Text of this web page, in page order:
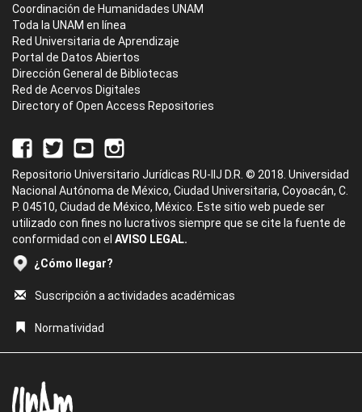
Coordinación de Humanidades UNAM
Toda la UNAM en línea
Red Universitaria de Aprendizaje
Portal de Datos Abiertos
Dirección General de Bibliotecas
Red de Acervos Digitales
Directory of Open Access Repositories
Repositorio Universitario Jurídicas RU-IIJ D.R. © 2018. Universidad
Nacional Autónoma de México, Ciudad Universitaria, Coyoacán, C.
P. 04510, Ciudad de México, México. Este sitio web puede ser
utilizado con fines no lucrativos siempre que se cite la fuente de
conformidad con el AVISO LEGAL.
¿Cómo llegar?
Suscripción a actividades académicas
Normatividad